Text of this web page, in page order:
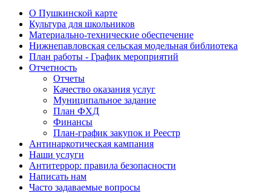
О Пушкинской карте
Культура для школьников
Материально-технические обеспечение
Нижнепавловская сельская модельная библиотека
План работы - График мероприятий
Отчетность
Отчеты
Качество оказания услуг
Муниципальное задание
План ФХД
Финансы
План-график закупок и Реестр
Антинаркотическая кампания
Наши услуги
Антитеррор: правила безопасности
Написать нам
Часто задаваемые вопросы